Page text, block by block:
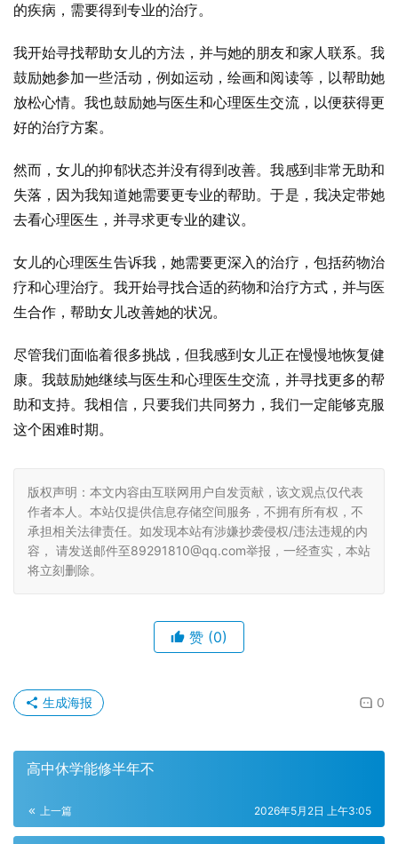
的疾病，需要得到专业的治疗。
我开始寻找帮助女儿的方法，并与她的朋友和家人联系。我
鼓励她参加一些活动，例如运动，绘画和阅读等，以帮助她
放松心情。我也鼓励她与医生和心理医生交流，以便获得更
好的治疗方案。
然而，女儿的抑郁状态并没有得到改善。我感到非常无助和
失落，因为我知道她需要更专业的帮助。于是，我决定带她
去看心理医生，并寻求更专业的建议。
女儿的心理医生告诉我，她需要更深入的治疗，包括药物治
疗和心理治疗。我开始寻找合适的药物和治疗方式，并与医
生合作，帮助女儿改善她的状况。
尽管我们面临着很多挑战，但我感到女儿正在慢慢地恢复健
康。我鼓励她继续与医生和心理医生交流，并寻找更多的帮
助和支持。我相信，只要我们共同努力，我们一定能够克服
这个困难时期。
版权声明：本文内容由互联网用户自发贡献，该文观点仅代表
作者本人。本站仅提供信息存储空间服务，不拥有所有权，不
承担相关法律责任。如发现本站有涉嫌抄袭侵权/违法违规的内
容， 请发送邮件至89291810@qq.com举报，一经查实，本站
将立刻删除。
赞 (0)
0
生成海报
高中休学能修半年不
上一篇 2026年5月2日 上午3:05